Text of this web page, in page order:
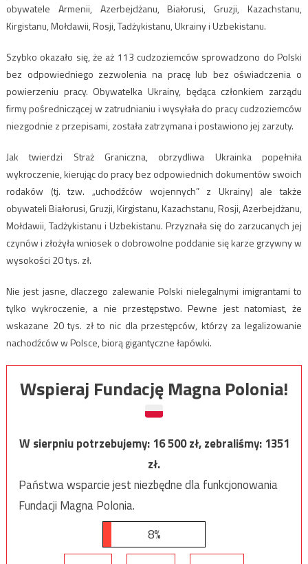
obywatele Armenii, Azerbejdżanu, Białorusi, Gruzji, Kazachstanu,
Kirgistanu, Mołdawii, Rosji, Tadżykistanu, Ukrainy i Uzbekistanu.
Szybko okazało się, że aż 113 cudzoziemców sprowadzono do Polski
bez odpowiedniego zezwolenia na pracę lub bez oświadczenia o
powierzeniu pracy. Obywatelka Ukrainy, będąca członkiem zarządu
firmy pośredniczącej w zatrudnianiu i wysyłała do pracy cudzoziemców
niezgodnie z przepisami, została zatrzymana i postawiono jej zarzuty.
Jak twierdzi Straż Graniczna, obrzydliwa Ukrainka popełniła
wykroczenie, kierując do pracy bez odpowiednich dokumentów swoich
rodaków (tj. tzw. „uchodźców wojennych” z Ukrainy) ale także
obywateli Białorusi, Gruzji, Kirgistanu, Kazachstanu, Rosji, Azerbejdżanu,
Mołdawii, Tadżykistanu i Uzbekistanu. Przyznała się do zarzucanych jej
czynów i złożyła wniosek o dobrowolne poddanie się karze grzywny w
wysokości 20 tys. zł.
Nie jest jasne, dlaczego zalewanie Polski nielegalnymi imigrantami to
tylko wykroczenie, a nie przestępstwo. Pewne jest natomiast, że
wskazane 20 tys. zł to nic dla przestępców, którzy za legalizowanie
nachodźców w Polsce, biorą gigantyczne łapówki.
Wspieraj Fundację Magna Polonia!
W sierpniu potrzebujemy:16 500zł, zebraliśmy:1351
zł.
Państwa wsparcie jest niezbędne dla funkcjonowania
Fundacji Magna Polonia.
8%